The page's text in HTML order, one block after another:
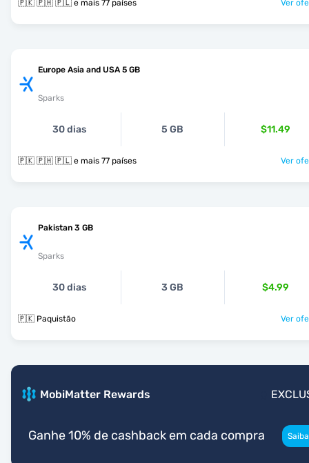
🇵🇰 🇵🇭 🇵🇱 e mais 77 países Ver
Europe Asia and USA 5 GB
Sparks
30 dias 5 GB $11.49
🇵🇰 🇵🇭 🇵🇱 e mais 77 países Ver
Pakistan 3 GB
Sparks
30 dias 3 GB $4.99
🇵🇰 Paquistão Ver
MobiMatter Rewards
Ganhe 10% de cashback em cada compra